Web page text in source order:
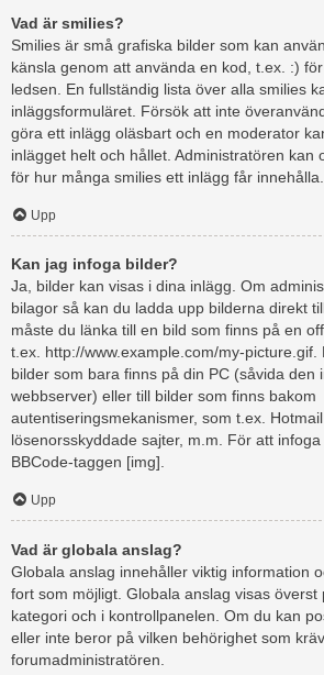
Vad är smilies?
Smilies är små grafiska bilder som kan
känsla genom att använda en kod, t.ex. :)
ledsen. En fullständig lista över alla smilies
inläggsformuläret. Försök att inte
göra ett inlägg oläsbart och en moderator
inlägget helt och hållet. Administratören kan
för hur många smilies ett inlägg får innehålla.
Upp
Kan jag infoga bilder?
Ja, bilder kan visas i dina inlägg. Om
bilagor så kan du ladda upp bilderna direkt
måste du länka till en bild som finns på en
t.ex. http://www.example.com/my-picture.gif.
bilder som bara finns på din PC (såvida den
webbserver) eller till bilder som finns bakom
autentiseringsmekanismer, som t.ex. Hotmail
lösenorsskyddade sajter, m.m. För att
BBCode-taggen [img].
Upp
Vad är globala anslag?
Globala anslag innehåller viktig information
fort som möjligt. Globala anslag visas överst
kategori och i kontrollpanelen. Om du kan
eller inte beror på vilken behörighet som
forumadministratören.